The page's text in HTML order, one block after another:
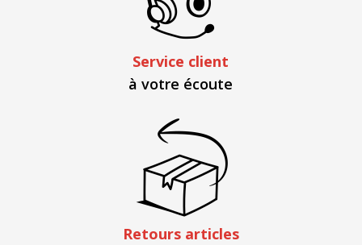
Service client
à votre écoute
Retours articles